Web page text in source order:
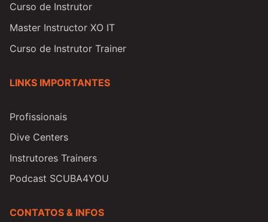
Curso de Instrutor
Master Instructor XO IT
Curso de Instrutor Trainer
LINKS IMPORTANTES
Profissionais
Dive Centers
Instrutores Trainers
Podcast SCUBA4YOU
CONTATOS & INFOS